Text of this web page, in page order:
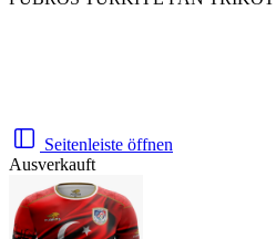
Seitenleiste öffnen
Ausverkauft